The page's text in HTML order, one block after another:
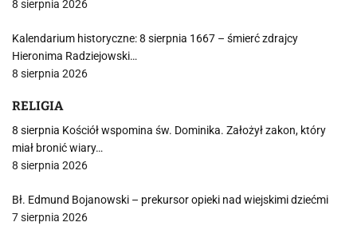
8 sierpnia 2026
Kalendarium historyczne: 8 sierpnia 1667 – śmierć zdrajcy
Hieronima Radziejowski…
8 sierpnia 2026
RELIGIA
8 sierpnia Kościół wspomina św. Dominika. Założył zakon, który
miał bronić wiary…
8 sierpnia 2026
Bł. Edmund Bojanowski – prekursor opieki nad wiejskimi dziećmi
7 sierpnia 2026